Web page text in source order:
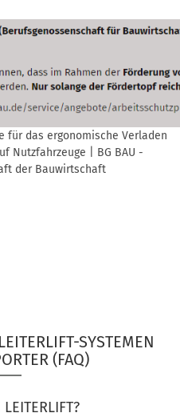
für das ergonomische Verladen
Nutzfahrzeuge | BG BAU -
der Bauwirtschaft
SYSTEMEN
(FAQ)